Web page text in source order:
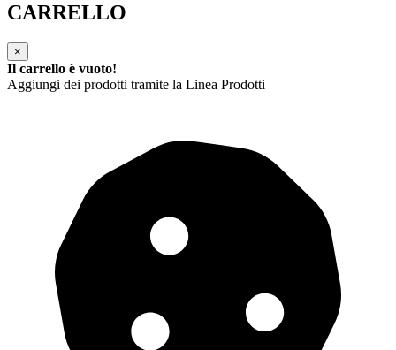
CARRELLO
×
Il carrello è vuoto!
Aggiungi dei prodotti tramite la Linea Prodotti